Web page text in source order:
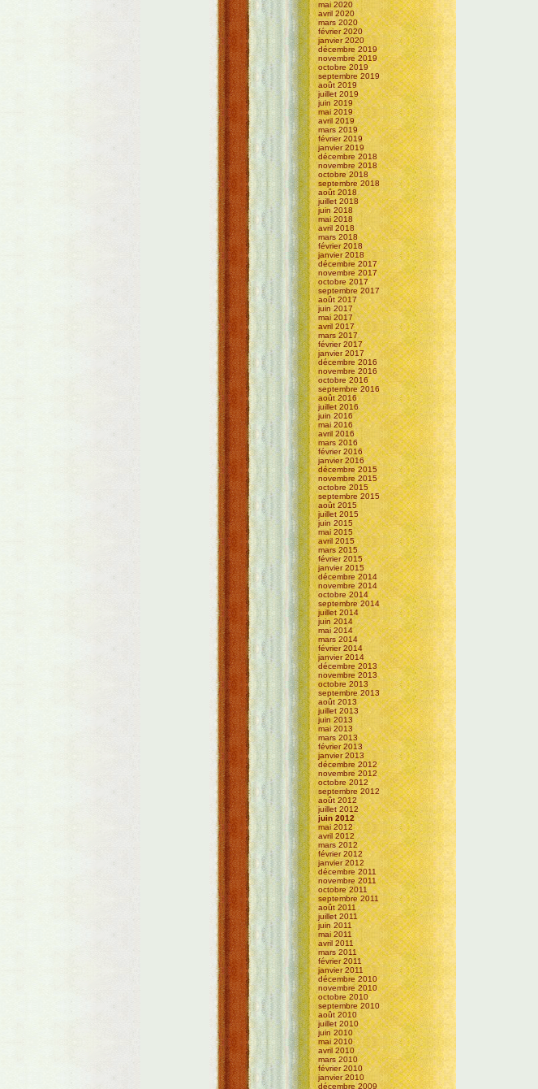
mai 2020
avril 2020
mars 2020
février 2020
janvier 2020
décembre 2019
novembre 2019
octobre 2019
septembre 2019
août 2019
juillet 2019
juin 2019
mai 2019
avril 2019
mars 2019
février 2019
janvier 2019
décembre 2018
novembre 2018
octobre 2018
septembre 2018
août 2018
juillet 2018
juin 2018
mai 2018
avril 2018
mars 2018
février 2018
janvier 2018
décembre 2017
novembre 2017
octobre 2017
septembre 2017
août 2017
juin 2017
mai 2017
avril 2017
mars 2017
février 2017
janvier 2017
décembre 2016
novembre 2016
octobre 2016
septembre 2016
août 2016
juillet 2016
juin 2016
mai 2016
avril 2016
mars 2016
février 2016
janvier 2016
décembre 2015
novembre 2015
octobre 2015
septembre 2015
août 2015
juillet 2015
juin 2015
mai 2015
avril 2015
mars 2015
février 2015
janvier 2015
décembre 2014
novembre 2014
octobre 2014
septembre 2014
juillet 2014
juin 2014
mai 2014
mars 2014
février 2014
janvier 2014
décembre 2013
novembre 2013
octobre 2013
septembre 2013
août 2013
juillet 2013
juin 2013
mai 2013
mars 2013
février 2013
janvier 2013
décembre 2012
novembre 2012
octobre 2012
septembre 2012
août 2012
juillet 2012
juin 2012
mai 2012
avril 2012
mars 2012
février 2012
janvier 2012
décembre 2011
novembre 2011
octobre 2011
septembre 2011
août 2011
juillet 2011
juin 2011
mai 2011
avril 2011
mars 2011
février 2011
janvier 2011
décembre 2010
novembre 2010
octobre 2010
septembre 2010
août 2010
juillet 2010
juin 2010
mai 2010
avril 2010
mars 2010
février 2010
janvier 2010
décembre 2009